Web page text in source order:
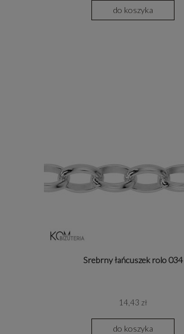
do koszyka
Srebrny łańcuszek rolo 034
14,43 zł
do koszyka